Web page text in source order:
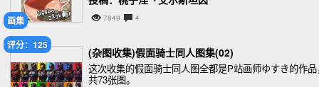
画集 7849 4
评分：125
(杂图收集)假面骑士同人图集(02)
这次收集的假面骑士同人图全都是P站画师ゆすき的作
共73张图。